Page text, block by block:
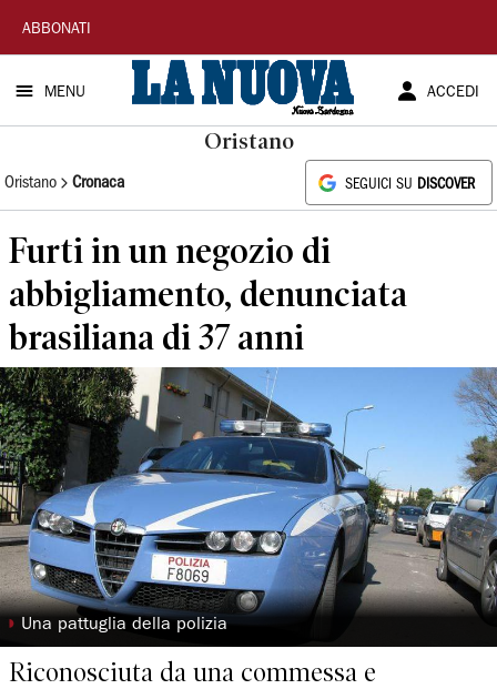
La
Nuova
Sardegna
ABBONATI
MENU ACCEDI
Oristano
Oristano Cronaca SEGUICI SU DISCOVER
Furti in un negozio di
abbigliamento, denunciata
brasiliana di 37 anni
◗ Una pattuglia della polizia
Riconosciuta da una commessa e